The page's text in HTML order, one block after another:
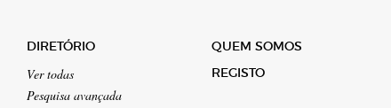
DIRETÓRIO
Ver todas
Pesquisa avançada
QUEM SOMOS
REGISTO